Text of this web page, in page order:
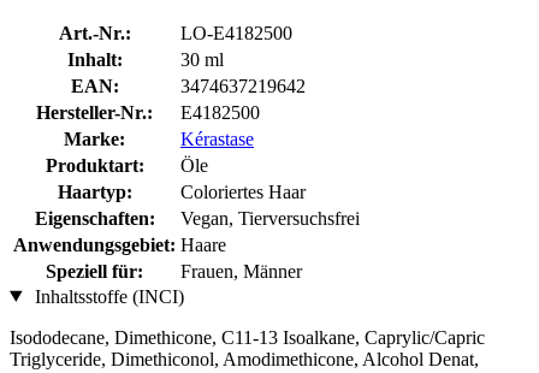
Art.-Nr.:
LO-E4182500
Inhalt:
30 ml
EAN:
3474637219642
Hersteller-Nr.:
E4182500
Marke:
Kérastase
Produktart:
Öle
Haartyp:
Coloriertes Haar
Eigenschaften:
Vegan, Tierversuchsfrei
Anwendungsgebiet: Haare
Speziell für:
Frauen, Männer
Inhaltsstoffe (INCI)
Isododecane, Dimethicone, C11-13 Isoalkane, Caprylic/Capric
Triglyceride, Dimethiconol, Amodimethicone, Alcohol Denat,